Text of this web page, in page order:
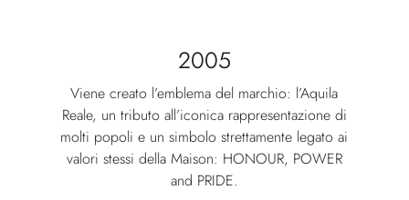
2005
Viene creato l’emblema del marchio: l’Aquila
Reale, un tributo all’iconica rappresentazione di
molti popoli e un simbolo strettamente legato ai
valori stessi della Maison: HONOUR, POWER
and PRIDE.